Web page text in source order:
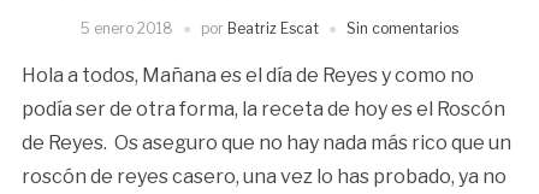
5 enero 2018 por Beatriz Escat Sin comentarios
Hola a todos, Mañana es el día de Reyes y como no
podía ser de otra forma, la receta de hoy es el Roscón
de Reyes. Os aseguro que no hay nada más rico que un
roscón de reyes casero, una vez lo has probado, ya no